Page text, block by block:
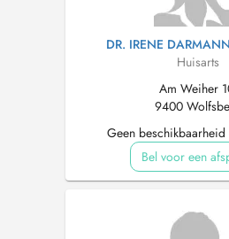
DR. IRENE
Huisarts
Am Weiher
9400
Geen
Bel voor een